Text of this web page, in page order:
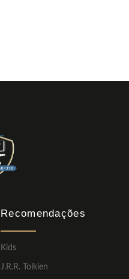
Recomendações
Kids
J.R.R. Tolkien